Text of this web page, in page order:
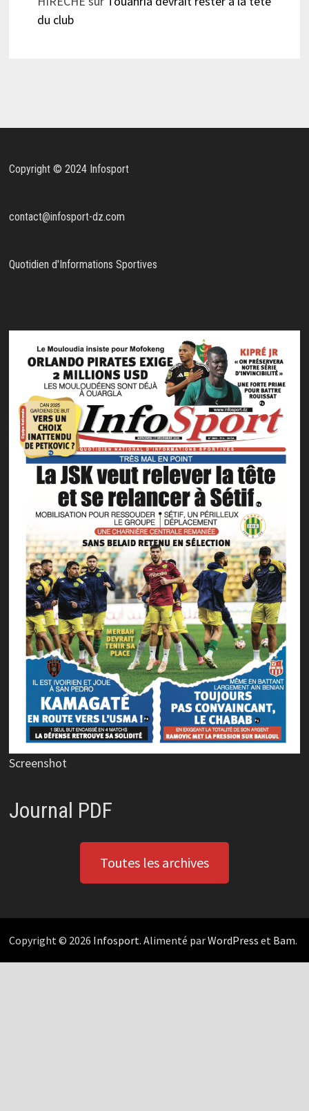
du club
Copyright © 2024 Infosport
contact@infosport-dz.com
Quotidien d'Informations Sportives
Screenshot
Journal PDF
Toutes les archives
Copyright © 2026 Infosport. Alimenté parWordPress et Bam.